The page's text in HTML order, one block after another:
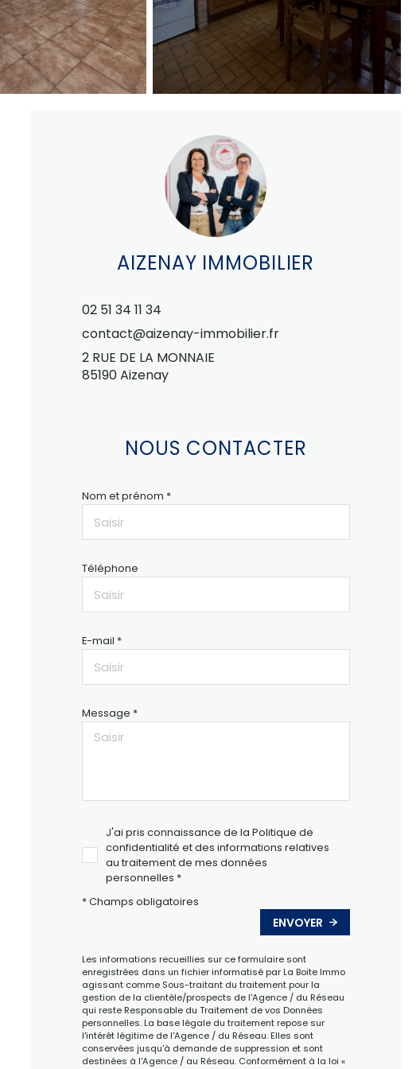
AIZENAY IMMOBILIER
02 51 34 11 34
contact@aizenay-immobilier.fr
2 RUE DE LA MONNAIE
85190 Aizenay
NOUS CONTACTER
Nom et prénom *
Téléphone
E-mail *
Message *
J'ai pris connaissance de la Politique de
confidentialité et des informations relatives
au traitement de mes données
personnelles *
* Champs obligatoires
ENVOYER
Les informations recueillies sur ce formulaire sont
enregistrées dans un fichier informatisé par La Boite Immo
agissant comme Sous-traitant du traitement pour la
gestion de la clientèle/prospects de l'Agence / du Réseau
qui reste Responsable du Traitement de vos Données
personnelles. La base légale du traitement repose sur
l'intérêt légitime de l'Agence / du Réseau. Elles sont
conservées jusqu'à demande de suppression et sont
destinées à l'Agence / au Réseau. Conformément à la loi «